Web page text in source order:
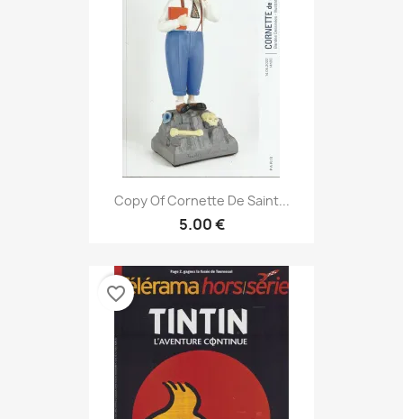
Copy Of Cornette De Saint...
5.00 €
favorite_border